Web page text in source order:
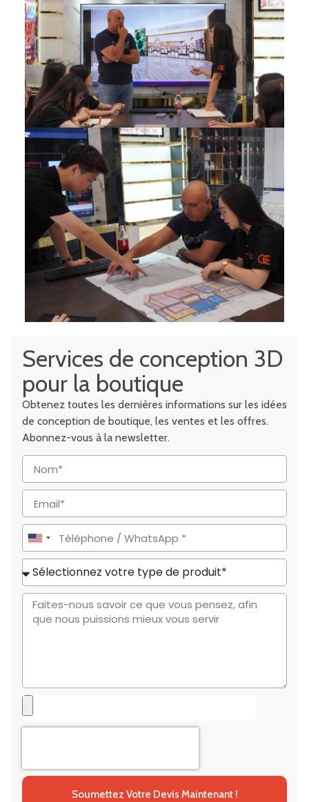
Services de conception 3D
pour la boutique
Obtenez toutes les dernières informations sur les idées
de conception de boutique, les ventes et les offres.
Abonnez-vous à la newsletter.
United
States
+1
Soumettez Votre Devis Maintenant !